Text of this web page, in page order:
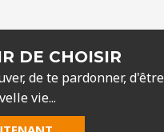
DE CHOISIR
de te pardonner, d'être
vie...